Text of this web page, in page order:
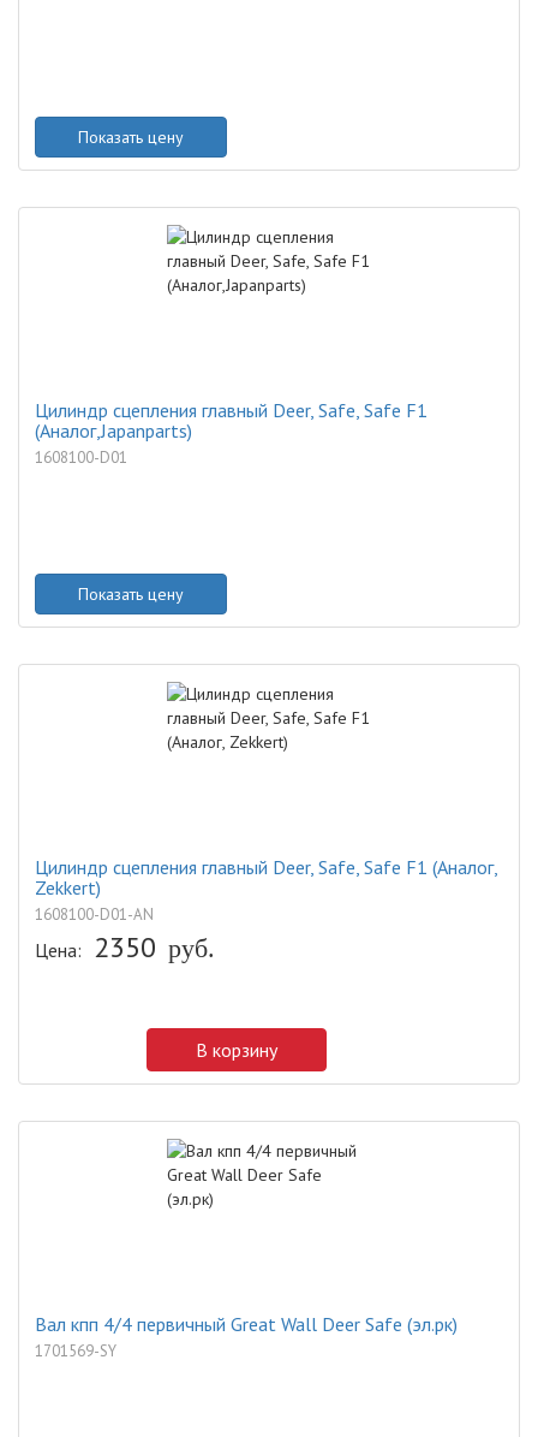
Показать цену
Цилиндр сцепления главный Deer, Safe, Safe F1
(Аналог,Japanparts)
1608100-D01
Показать цену
Цилиндр сцепления главный Deer, Safe, Safe F1 (Аналог,
Zekkert)
1608100-D01-AN
Цена: 2350 руб.
В корзину
Вал кпп 4/4 первичный Great Wall Deer Safe (эл.рк)
1701569-SY